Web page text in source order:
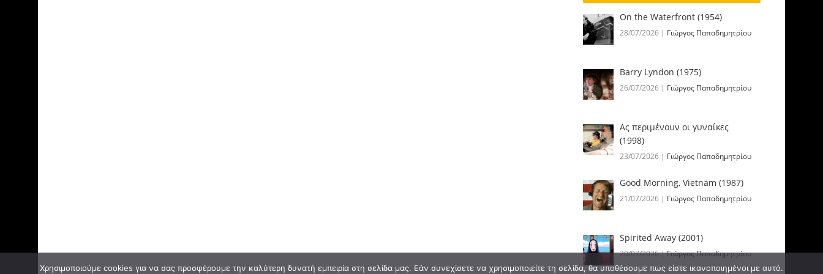
On the Waterfront (1954)
28/07/2026 | Γιώργος Παπαδημητρίου
Barry Lyndon (1975)
26/07/2026 | Γιώργος Παπαδημητρίου
Ας περιμένουν οι γυναίκες
(1998)
23/07/2026 | Γιώργος Παπαδημητρίου
Good Morning, Vietnam (1987)
21/07/2026 | Γιώργος Παπαδημητρίου
Spirited Away (2001)
20/07/2026|Γιώργος Παπαδημητρίου
Χρησιμοποιούμε cookies για να σας προσφέρουμε την καλύτερη δυνατή εμπειρία στη σελίδα μας. Εάν συνεχίσετε να χρησιμοποιείτε τη σελίδα, θα υποθέσουμε πως είστε ικανοποιημένοι με αυτό.